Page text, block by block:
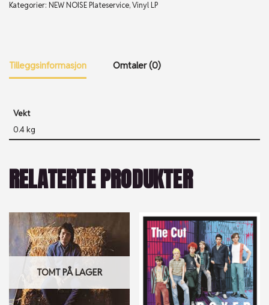
Kategorier: NEW NOISE Plateservice,Vinyl LP
Tilleggsinformasjon Omtaler (0)
Vekt
0.4 kg
RELATERTE PRODUKTER
TOMT PÅ LAGER